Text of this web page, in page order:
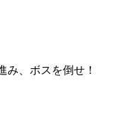
み、ボスを倒せ！